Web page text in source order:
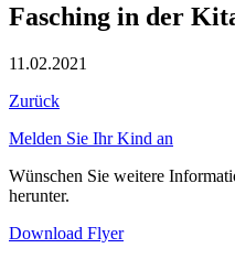
Fasching in der
11.02.2021
Zurück
Melden Sie Ihr Kind an
Wünschen Sie weitere
herunter.
Download Flyer